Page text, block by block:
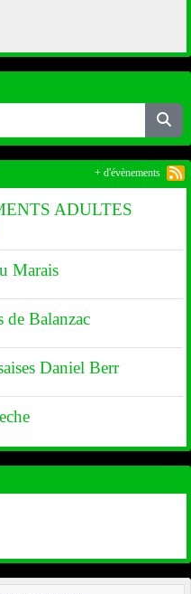
ADULTES
Marais
de Balanzac
Daniel Berr
+ d'évènements